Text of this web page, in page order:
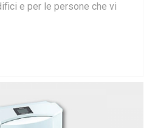
e per le persone che vi